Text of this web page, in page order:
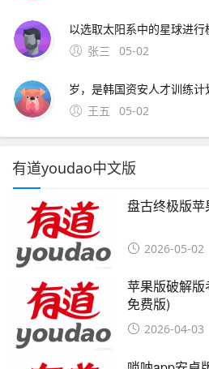
张三
05-02
王五
05-02
有道youdao中文版
盘古终极版
2026-05-02
苹果版破解
免费版)
2026-04-03